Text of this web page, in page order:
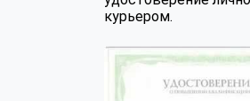
курьером.